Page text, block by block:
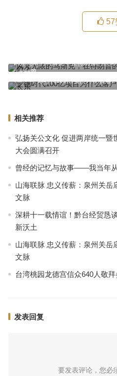
57
上一篇
风光无限的马斯克，在特朗普的棋局
宁德时代100亿项目为什么落
相关推荐
弘扬关公文化 促进两岸统一暨
大会圆满召开
曾经的记忆与故事——我当年
山海联脉 忠义传薪：泉州关岳
文脉
深耕十一载情谊！黔台经贸恳
新沃土
山海联脉 忠义传薪：泉州关岳
文脉
台湾桃园龙德宫信众640人敬
发表回复
要发表评论，您必